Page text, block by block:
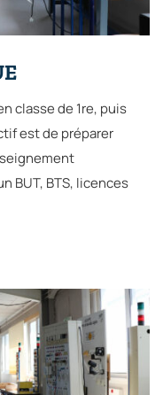
classe de 1re, puis
est de préparer
BUT, BTS, licences